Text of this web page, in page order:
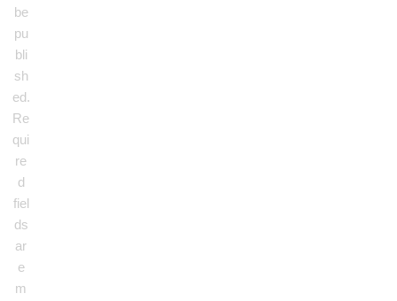
be
pu
bli
sh
ed.
Re
qui
re
d
fiel
ds
ar
e
m